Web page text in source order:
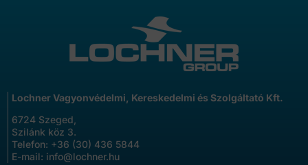
Lochner Vagyonvédelmi, Kereskedelmi és Szolgáltató Kft.
6724 Szeged,
Szilánk köz 3.
Telefon: +36 (30) 436 5844
E-mail: info@lochner.hu